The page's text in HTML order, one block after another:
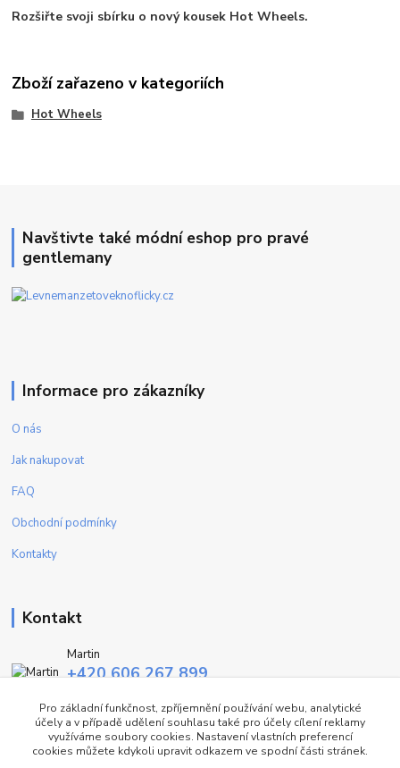
Rozšiřte svoji sbírku o nový kousek Hot Wheels.
Zboží zařazeno v kategoriích
Hot Wheels
Navštivte také módní eshop pro pravé
gentlemany
Informace pro zákazníky
O nás
Jak nakupovat
FAQ
Obchodní podmínky
Kontakty
Kontakt
Martin
+420 606 267 899
info@fashiontrend.cz
Pro základní funkčnost, zpříjemnění používání webu, analytické
účely a v případě udělení souhlasu také pro účely cílení reklamy
využíváme soubory cookies. Nastavení vlastních preferencí
cookies můžete kdykoli upravit odkazem ve spodní části stránek.